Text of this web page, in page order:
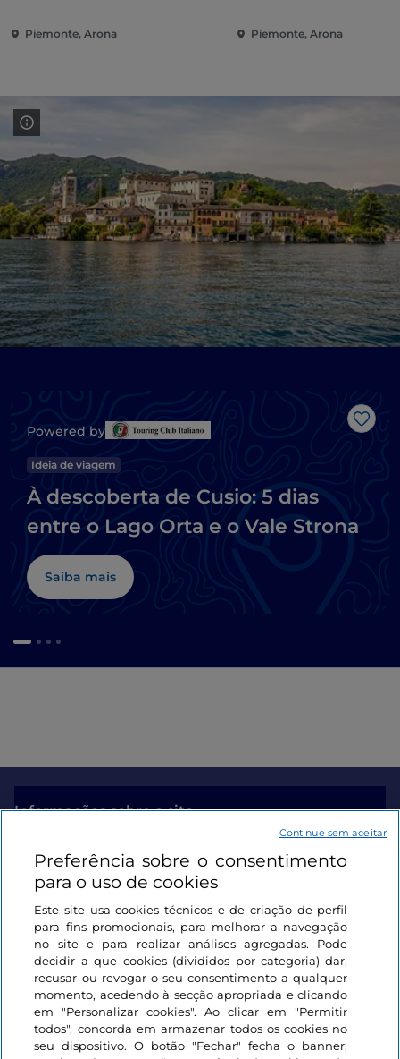
Piemonte, Arona Piemonte, Arona
Powered by
Ideia de viagem
À descoberta de Cusio: 5 dias
entre o Lago Orta e o Vale Strona
Saiba mais
Informações sobre o site
Ligações úteis
Iniciar sessão
Mantenha-se em contacto
Preferência sobre o consentimento
para o uso de cookies
Este site usa cookies técnicos e de criação de perfil
para fins promocionais, para melhorar a navegação
no site e para realizar análises agregadas. Pode
decidir a que cookies (divididos por categoria) dar,
recusar ou revogar o seu consentimento a qualquer
momento, acedendo à secção apropriada e clicando
em "Personalizar cookies". Ao clicar em "Permitir
todos", concorda em armazenar todos os cookies no
seu dispositivo. O botão "Fechar" fecha o banner;
Continue sem aceitar